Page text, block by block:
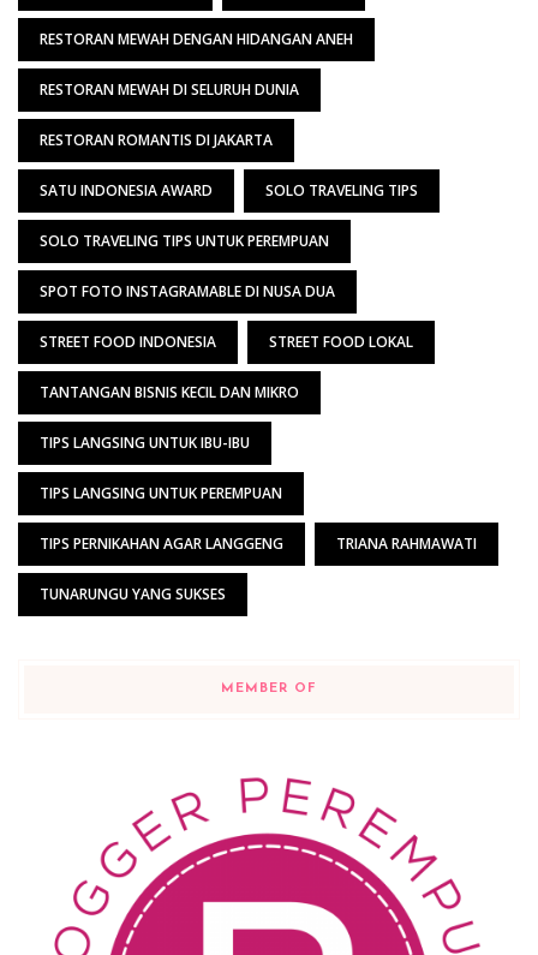
RESTORAN MEWAH DENGAN HIDANGAN ANEH
RESTORAN MEWAH DI SELURUH DUNIA
RESTORAN ROMANTIS DI JAKARTA
SATU INDONESIA AWARD SOLO TRAVELING TIPS
SOLO TRAVELING TIPS UNTUK PEREMPUAN
SPOT FOTO INSTAGRAMABLE DI NUSA DUA
STREET FOOD INDONESIA STREET FOOD LOKAL
TANTANGAN BISNIS KECIL DAN MIKRO
TIPS LANGSING UNTUK IBU-IBU
TIPS LANGSING UNTUK PEREMPUAN
TIPS PERNIKAHAN AGAR LANGGENG TRIANA RAHMAWATI
TUNARUNGU YANG SUKSES
MEMBER OF